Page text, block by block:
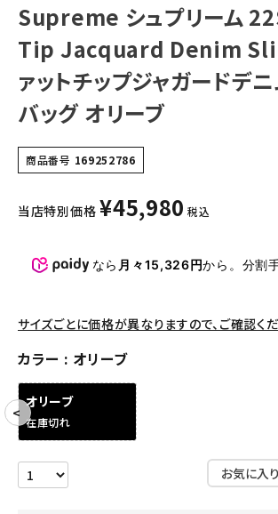
キャップ・ハット
ニット帽・ビーニー
バックパック・リュック
その他バッグ類
スニーカー・ブーツ
パンツ・ショーツ
SEASON
CONTENTS
ACCOUNT MENU
meeting_room
Supreme シュプリーム
Tip Jacquard Denim
ァットチップジャガードデ
バッグ オリーブ
商品番号 169252786
当店特別価格 ¥45,980 税込
なら 月々15,326円から。分割
サイズごとに価格が異なりますので、ご確認く
カラー オリーブ
オリーブ
在庫切れ
お気に入